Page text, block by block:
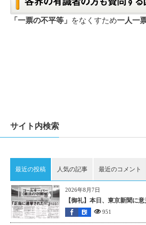
「一票の不平等」 をなくすため一人一
サイト内検索
最近の投稿 人気の記事 最近のコメント
2026年8月7日
【御礼】本日、東京新聞に
951